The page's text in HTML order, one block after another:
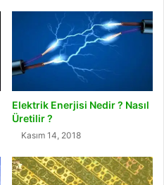
Elektrik Enerjisi Nedir ? Nasıl
Üretilir ?
Kasım 14, 2018